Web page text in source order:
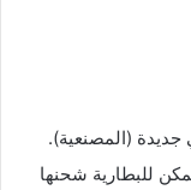
جديدة (المصنعية).
للبطارية شحنها